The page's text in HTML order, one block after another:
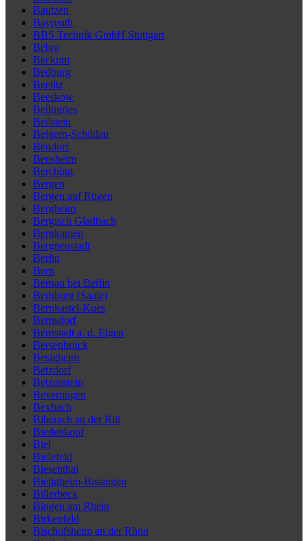
Bautzen
Bayreuth
BBS Technik GmbH Stuttgart
Bebra
Beckum
Bedburg
Beelitz
Beeskow
Beilngries
Beilstein
Belgern-Schildau
Bendorf
Bensheim
Berching
Bergen
Bergen auf Rügen
Bergheim
Bergisch Gladbach
Bergkamen
Bergneustadt
Berlin
Bern
Bernau bei Berlin
Bernburg (Saale)
Bernkastel-Kues
Bernsdorf
Bernstadt a. d. Eigen
Bersenbrück
Besigheim
Betzdorf
Betzenstein
Beverungen
Bexbach
Biberach an der Riß
Biedenkopf
Biel
Bielefeld
Biesenthal
Bietigheim-Bissingen
Billerbeck
Bingen am Rhein
Birkenfeld
Bischofsheim an der Rhön